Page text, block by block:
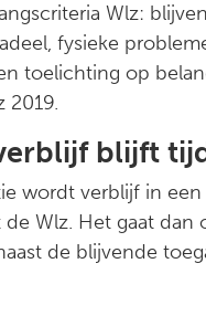
Wlz:
fysieke
toelichting op
2019.
blijft
wordt verblijf in
Wlz. Het gaat
de blijvende